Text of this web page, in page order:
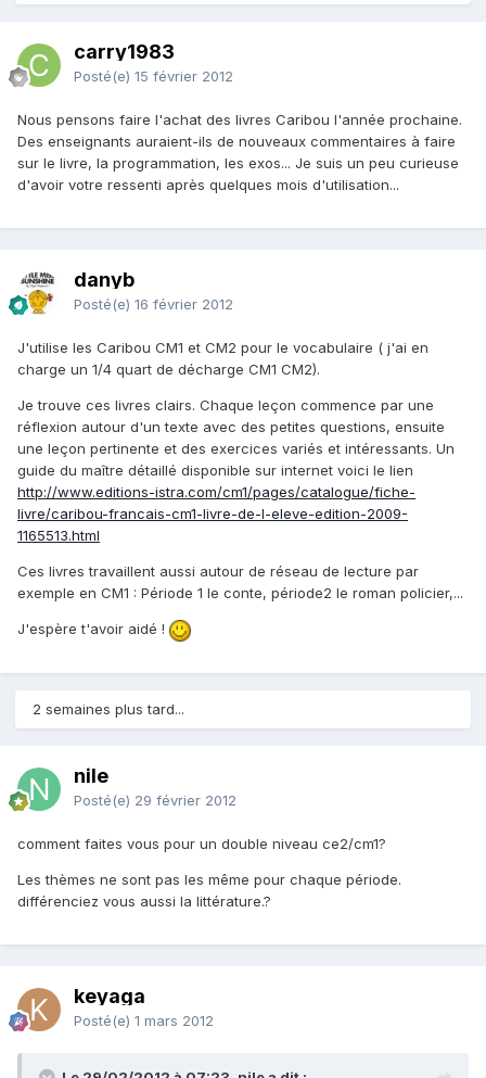
carry1983
Posté(e) 15 février 2012
Nous pensons faire l'achat des livres Caribou l'année prochaine.
Des enseignants auraient-ils de nouveaux commentaires à faire
sur le livre, la programmation, les exos... Je suis un peu curieuse
d'avoir votre ressenti après quelques mois d'utilisation...
danyb
Posté(e) 16 février 2012
J'utilise les Caribou CM1 et CM2 pour le vocabulaire ( j'ai en
charge un 1/4 quart de décharge CM1 CM2).
Je trouve ces livres clairs. Chaque leçon commence par une
réflexion autour d'un texte avec des petites questions, ensuite
une leçon pertinente et des exercices variés et intéressants. Un
guide du maître détaillé disponible sur internet voici le lien
http://www.editions-istra.com/cm1/pages/catalogue/fiche-
livre/caribou-francais-cm1-livre-de-l-eleve-edition-2009-
1165513.html
Ces livres travaillent aussi autour de réseau de lecture par
exemple en CM1 : Période 1 le conte, période2 le roman policier,...
J'espère t'avoir aidé !
2 semaines plus tard...
nile
Posté(e) 29 février 2012
comment faites vous pour un double niveau ce2/cm1?
Les thèmes ne sont pas les même pour chaque période.
différenciez vous aussi la littérature.?
keyaga
Posté(e) 1 mars 2012